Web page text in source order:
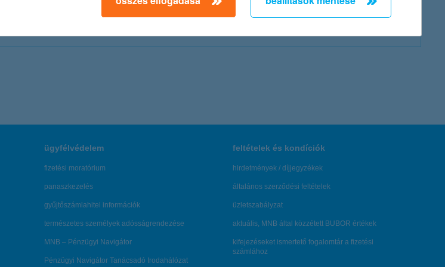
ügyfélvédelem
fizetési moratórium
panaszkezelés
gyűjtőszámlahitel információk
természetes személyek adósságrendezése
MNB – Pénzügyi Navigátor
Pénzügyi Navigátor Tanácsadó Irodahálózat
feltételek és kondíciók
hirdetmények / díjjegyzékek
általános szerződési feltételek
üzletszabályzat
aktuális, MNB által közzétett BUBOR értékek
kifejezéseket ismertető fogalomtár a fizetési
számlához